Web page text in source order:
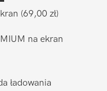
(69,00 zł)
na ekran
ładowania